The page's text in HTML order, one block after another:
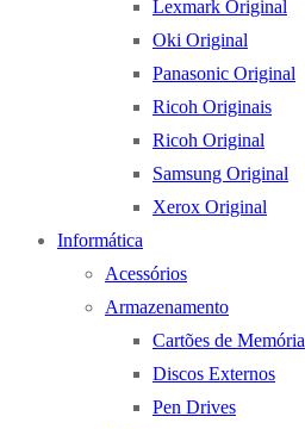
Lexmark Original
Oki Original
Panasonic Original
Ricoh Originais
Ricoh Original
Samsung Original
Xerox Original
Informática
Acessórios
Armazenamento
Cartões de Memória
Discos Externos
Pen Drives